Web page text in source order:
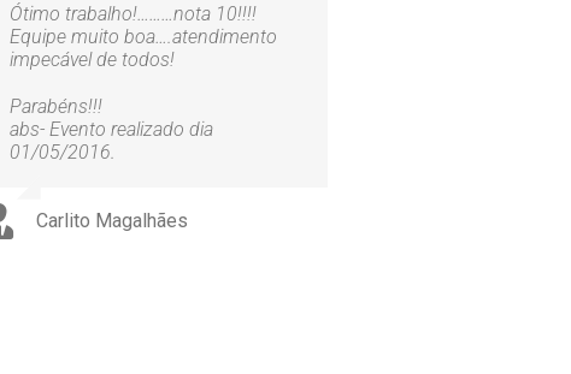
Ótimo trabalho!………nota 10!!!!
Equipe muito boa….atendimento
impecável de todos!
Parabéns!!!
abs- Evento realizado dia
01/05/2016.
Carlito Magalhães